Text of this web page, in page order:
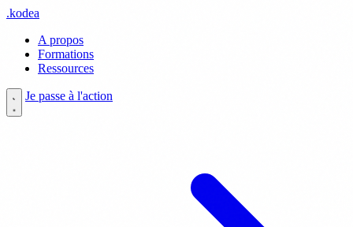
.kodea
A propos
Formations
Ressources
Je passe à l'action